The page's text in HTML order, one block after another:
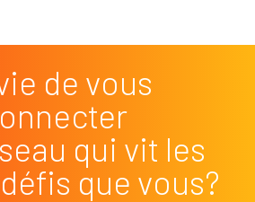
de vous
qui vit les
que vous?